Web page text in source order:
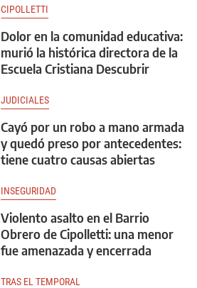
CIPOLLETTI
Dolor en la comunidad educativa:
murió la histórica directora de la
Escuela Cristiana Descubrir
JUDICIALES
Cayó por un robo a mano armada
y quedó preso por antecedentes:
tiene cuatro causas abiertas
INSEGURIDAD
Violento asalto en el Barrio
Obrero de Cipolletti: una menor
fue amenazada y encerrada
TRAS EL TEMPORAL